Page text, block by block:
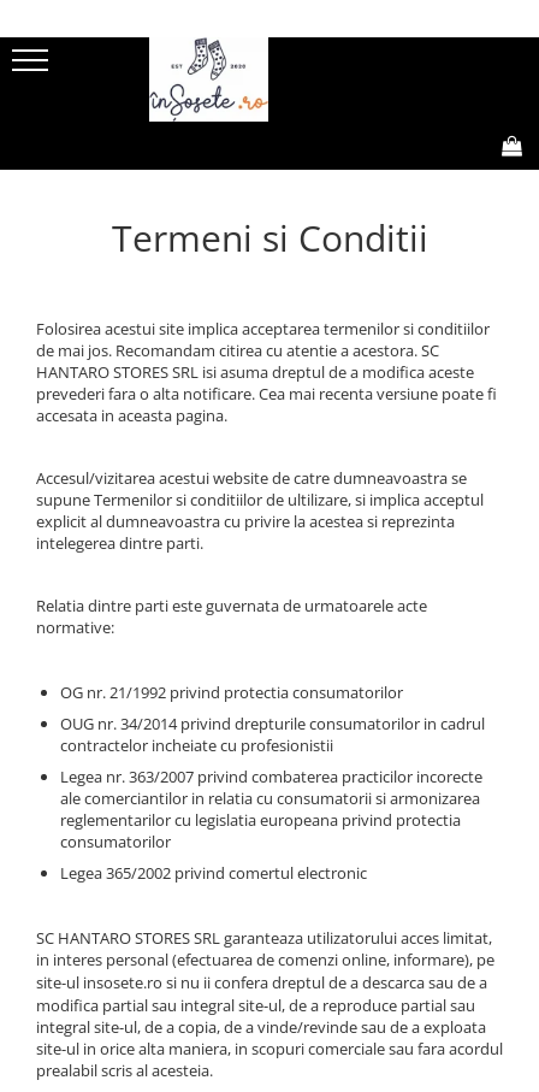
Sosete amuzante femei
Natura
Dungi, buline si romburi
Flori
Legume, fructe si gastronomie
Rock
Craciun
Sosete lungi 3/4 dama
Sosete scurte femei
Sosete clasice femei
Ciorapi clasici subtiri
Ciorapi clasici grosi
Ciorapi mireasa
Ciorapi cu model
Ciorapi cu banda adeziva
Ciorapi compresivi si modelatori
Sosete poliamida
Sosete lana merino
Merino Presents
Merino Snow
Merino Fine
Sosete amuzante barbati
Natura
Dungi, buline si romburi
Legume, fructe si gastronomie
Rock
Retro
Sosete casual barbati
Sosete scurte barbati
Sosete clasice barbati
Merino Presents
Merino Fine
Merino Warm
Merino Etno
Cutie Cadou Merino
Drumetie
Sosete sport
Sosete Drumetie
Sosete de Compresie
Sosete Tenis
Sosete Ciclism
Sosete Schi
Sosete Fotbal
Sosete scurte copii
Sosete lungi copii
Gift Box-uri Amuzante
Gift Box-uri Casual
Sosete Drumetie
Sosete Alergare
Termeni si Conditii
Folosirea acestui site implica acceptarea termenilor si conditiilor
de mai jos. Recomandam citirea cu atentie a acestora. SC
HANTARO STORES SRL isi asuma dreptul de a modifica aceste
prevederi fara o alta notificare. Cea mai recenta versiune poate fi
accesata in aceasta pagina.
Accesul/vizitarea acestui website de catre dumneavoastra se
supune Termenilor si conditiilor de ultilizare, si implica acceptul
explicit al dumneavoastra cu privire la acestea si reprezinta
intelegerea dintre parti.
Relatia dintre parti este guvernata de urmatoarele acte
normative:
OG nr. 21/1992 privind protectia consumatorilor
OUG nr. 34/2014 privind drepturile consumatorilor in cadrul
contractelor incheiate cu profesionistii
Legea nr. 363/2007 privind combaterea practicilor incorecte
ale comerciantilor in relatia cu consumatorii si armonizarea
reglementarilor cu legislatia europeana privind protectia
consumatorilor
Legea 365/2002 privind comertul electronic
SC HANTARO STORES SRL garanteaza utilizatorului acces limitat,
in interes personal (efectuarea de comenzi online, informare), pe
site-ul insosete.ro si nu ii confera dreptul de a descarca sau de a
modifica partial sau integral site-ul, de a reproduce partial sau
integral site-ul, de a copia, de a vinde/revinde sau de a exploata
site-ul in orice alta maniera, in scopuri comerciale sau fara acordul
prealabil scris al acesteia.